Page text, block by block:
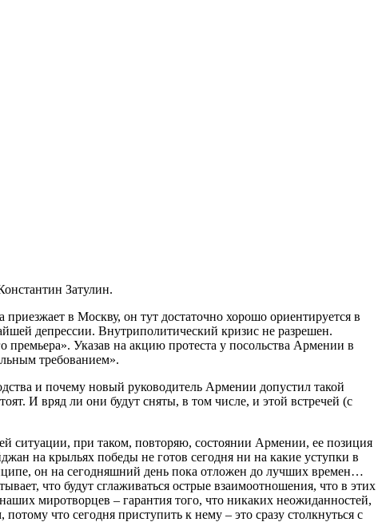
Затулин.
в Москву, он тут достаточно хорошо ориентируется в
депрессии. Внутриполитический кризис не разрешен.
премьера». Указав на акцию протеста у посольства Армении в
требованием».
и почему новый руководитель Армении допустил такой
И вряд ли они будут сняты, в том числе, и этой встречей (с
ситуации, при таком, повторяю, состоянии Армении, ее позиция
на крыльях победы не готов сегодня ни на какие уступки в
он на сегодняшний день пока отложен до лучших времен…
что будут сглаживаться острые взаимоотношения, что в этих
миротворцев – гарантия того, что никаких неожиданностей,
что сегодня приступить к нему – это сразу столкнуться с